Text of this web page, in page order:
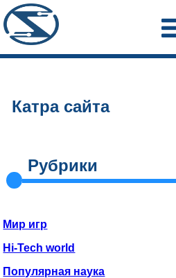
Катра сайта
Рубрики
Мир игр
Hi-Tech world
Популярная наука